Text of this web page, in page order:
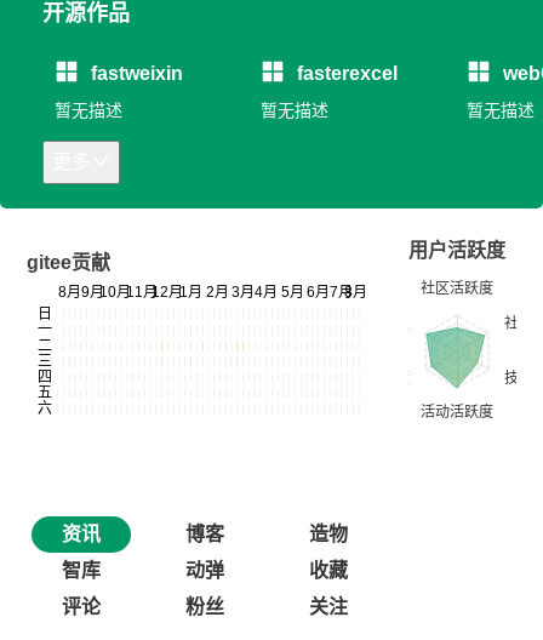
开源作品
fastweixin
暂无描述
fasterexcel
暂无描述 暂无描述
gitee贡献
用户活跃度
资讯 博客
造物
智库
动弹
收藏
评论
粉丝 关注